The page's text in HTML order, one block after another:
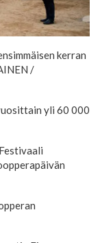
kerran
/
yli 60 000